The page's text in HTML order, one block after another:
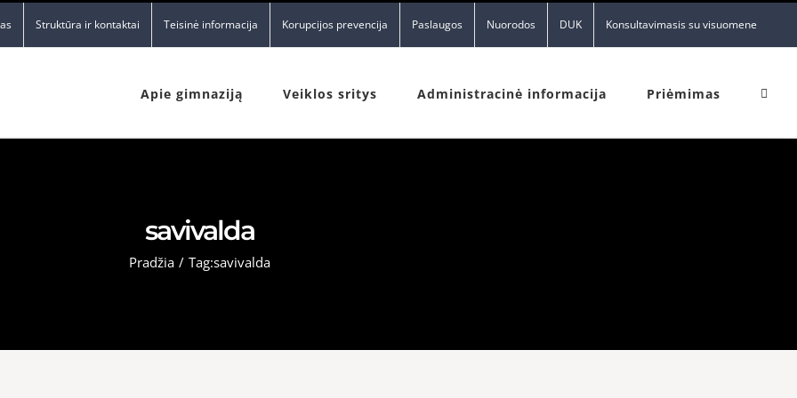
Struktūra ir kontaktai Teisinė informacija Korupcijos prevencija Paslaugos Nuorodos DUK Konsultavimasis su visuomene
Apie gimnaziją Veiklos sritys Administracinė informacija Priėmimas
savivalda
Pradžia / Tag:savivalda